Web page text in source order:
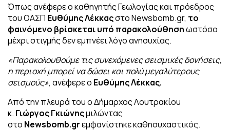
Όπως ανέφερε ο καθηγητής Γεωλογίας και πρόεδρος
του ΟΑΣΠ Ευθύμης Λέκκαςστο Νewsbomb.gr, το
φαινόμενο βρίσκεται υπό παρακολούθησηωστόσο
μέχρι στιγμής δεν εμπνέει λόγο ανησυχίας.
«Παρακολουθούμε τις συνεχόμενες σεισμικές δονήσεις,
η περιοχή μπορεί να δώσει και πολύ μεγαλύτερους
σεισμούς», ανέφερε ο Ευθύμης Λέκκας.
Από την πλευρά του ο Δήμαρχος Λουτρακίου
κ. Γιώργος Γκιώνηςμιλώντας
στο Newsbomb.grεμφανίστηκε καθησυχαστικός.